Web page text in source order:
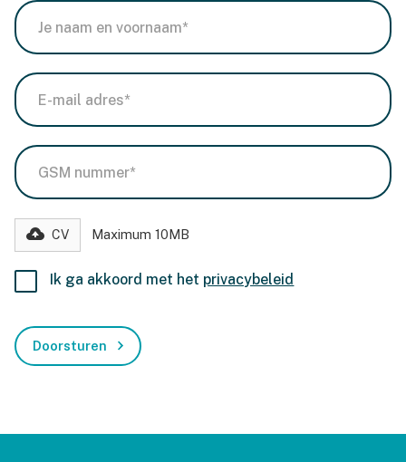
CV Maximum 10MB
Ik ga akkoord met het privacybeleid